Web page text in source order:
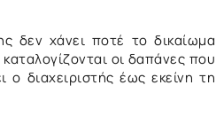
δεν χάνει ποτέ το δικαίωμα
οι δαπάνες που
διαχειριστής έως εκείνη τη